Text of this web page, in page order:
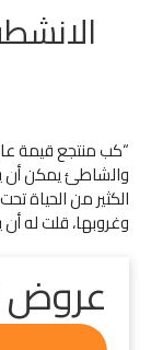
كب منتجع قيمة
والشاطئ يمكن أن
الكثير من الحياة
وغروبها، قلت له أن يعيش 4 أيام،
عروض